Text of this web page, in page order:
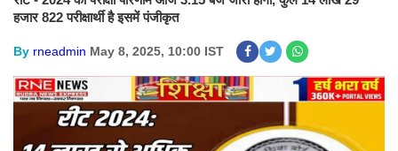
हजार 822 परीक्षार्थी है इसमें पंजीकृत
By rneadmin May 8, 2025, 10:00 IST